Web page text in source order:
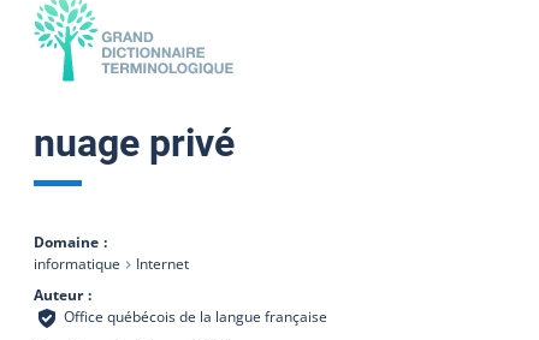
nuage privé
Domaine
informatique
Internet
Auteur
Office québécois de la langue française